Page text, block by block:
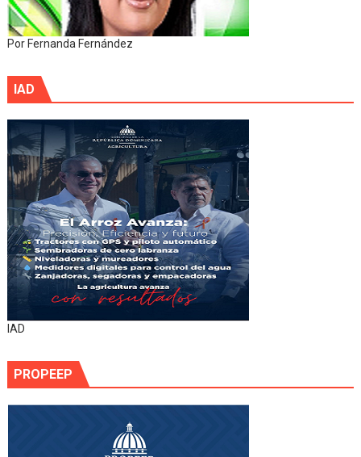
Por Fernanda Fernández
IAD
IAD
PROPEEP